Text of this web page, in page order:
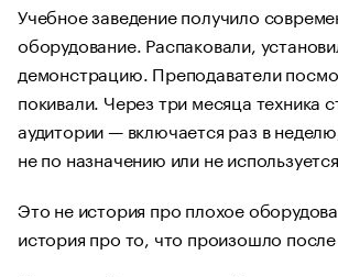
Учебное заведение получило
оборудование. Распаковали,
демонстрацию. Преподаватели
покивали. Через три месяца техника
аудитории — включается раз в
не по назначению или не
Это не история про плохое
история про то, что произошло